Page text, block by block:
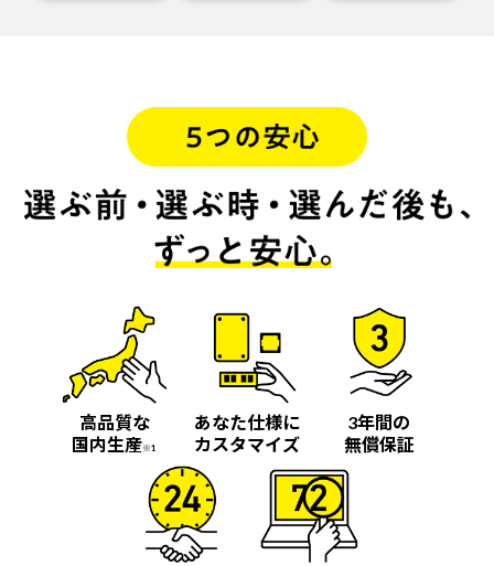
高品質な
国内生産※1
あなた仕様に
カスタマイズ
3年間の
無償保証